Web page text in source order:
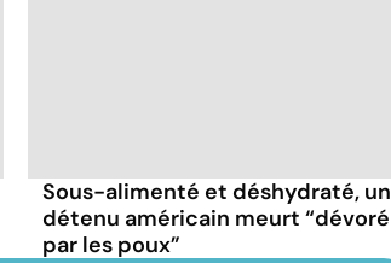
Sous-alimenté et déshydraté, un
détenu américain meurt “dévoré
par les poux”